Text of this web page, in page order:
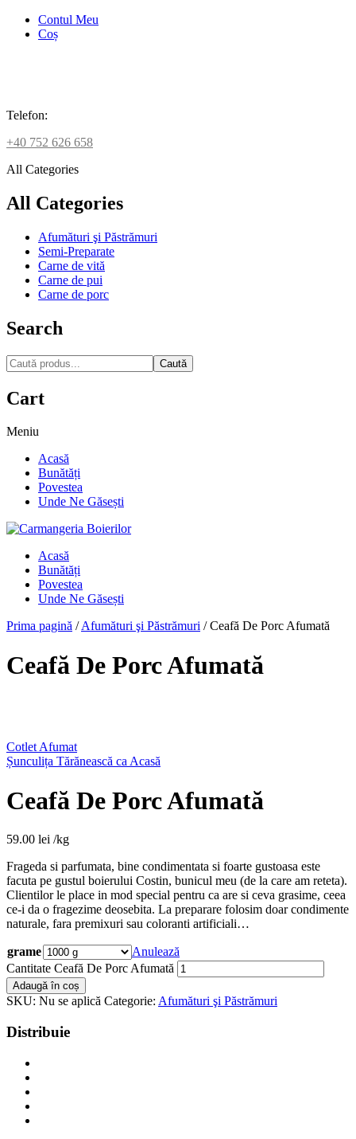
Contul Meu
Coș
Telefon:
+40 752 626 658
All Categories
All Categories
Afumături şi Păstrămuri
Semi-Preparate
Carne de vită
Carne de pui
Carne de porc
Search
Caută
Cart
Meniu
Acasă
Bunătăți
Povestea
Unde Ne Găsești
Acasă
Bunătăți
Povestea
Unde Ne Găsești
Prima pagină /Afumături şi Păstrămuri /Ceafă De Porc Afumată
Ceafă De Porc Afumată
Cotlet Afumat
Șunculița Tărănească ca Acasă
Ceafă De Porc Afumată
59.00 lei /kg
Frageda si parfumata, bine condimentata si foarte gustoasa este
facuta pe gustul boierului Costin, bunicul meu (de la care am reteta).
Clientilor le place in mod special pentru ca are si ceva grasime, ceea
ce-i da o fragezime deosebita. La preparare folosim doar condimente
naturale, fara premixuri sau coloranti artificiali…
grame
Anulează
Cantitate Ceafă De Porc Afumată
Adaugă în coș
SKU: Nu se aplică Categorie: Afumături şi Păstrămuri
Distribuie